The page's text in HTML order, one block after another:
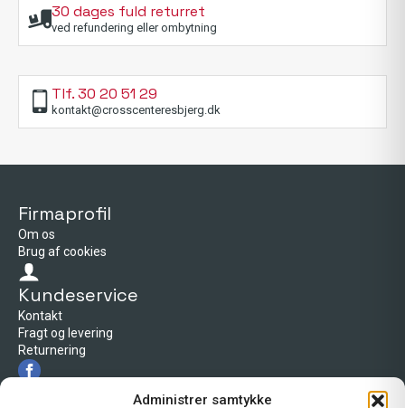
Administrer samtykke
30 dages fuld returret
ved refundering eller ombytning
Tlf. 30 20 51 29
kontakt@crosscenteresbjerg.dk
Firmaprofil
Om os
Brug af cookies
Kundeservice
Kontakt
Fragt og levering
Returnering